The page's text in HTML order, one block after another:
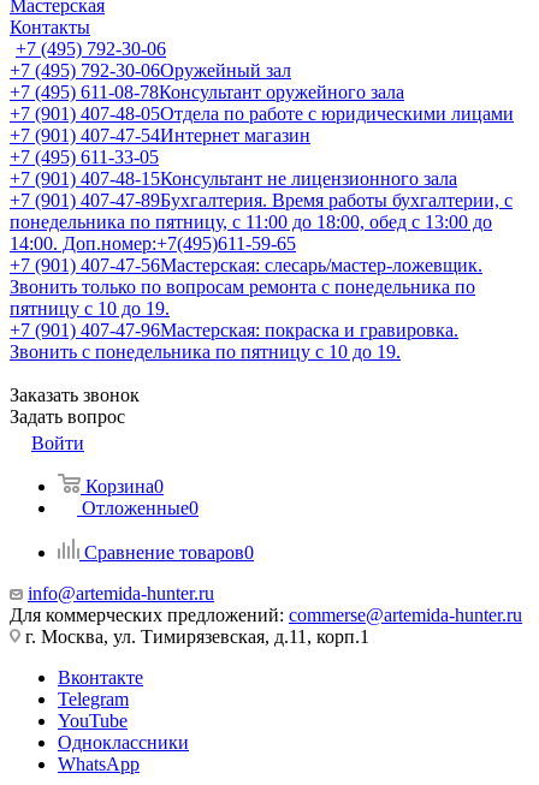
Мастерская
Контакты
+7 (495) 792-30-06
+7 (495) 792-30-06Оружейный зал
+7 (495) 611-08-78Консультант оружейного зала
+7 (901) 407-48-05Отдела по работе с юридическими лицами
+7 (901) 407-47-54Интернет магазин
+7 (495) 611-33-05
+7 (901) 407-48-15Консультант не лицензионного зала
+7 (901) 407-47-89Бухгалтерия. Время работы бухгалтерии, с
понедельника по пятницу, с 11:00 до 18:00, обед с 13:00 до
14:00. Доп.номер:+7(495)611-59-65
+7 (901) 407-47-56Мастерская: слесарь/мастер-ложевщик.
Звонить только по вопросам ремонта с понедельника по
пятницу с 10 до 19.
+7 (901) 407-47-96Мастерская: покраска и гравировка.
Звонить с понедельника по пятницу с 10 до 19.
Заказать звонок
Задать вопрос
Войти
Корзина0
Отложенные0
Сравнение товаров0
info@artemida-hunter.ru
Для коммерческих предложений: commerse@artemida-hunter.ru
г. Москва, ул. Тимирязевская, д.11, корп.1
Вконтакте
Telegram
YouTube
Одноклассники
WhatsApp